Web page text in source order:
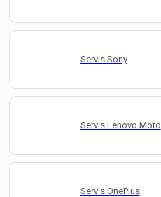
Servis Sony
Servis Lenovo Moto
Servis OnePlus